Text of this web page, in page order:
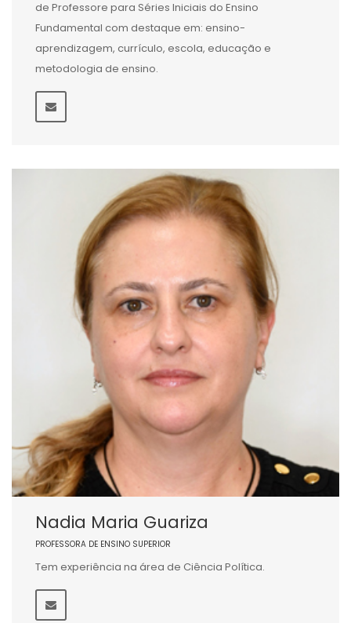
de Professore para Séries Iniciais do Ensino
Fundamental com destaque em: ensino-
aprendizagem, currículo, escola, educação e
metodologia de ensino.
Nadia Maria Guariza
PROFESSORA DE ENSINO SUPERIOR
Tem experiência na área de Ciência Política.